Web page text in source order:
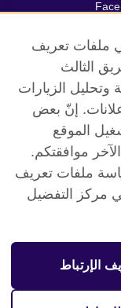
والفرص
ملفات تعريف
الثالث
وتحليل الزيارات
إنّ بعض
الموقع
موافقتكم.
ملفات تعريف
مركز التفضيل
الإرتباط